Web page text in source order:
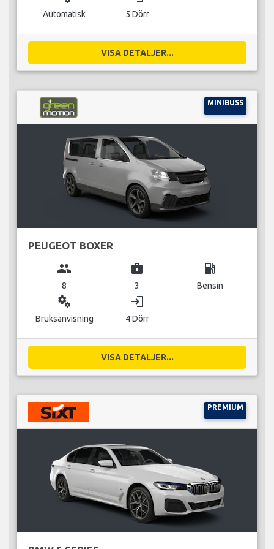
Automatisk 5 Dörr
VISA DETALJER...
MINIBUSS
PEUGEOT BOXER
group
8
business_center
3
local_gas_station
Bensin
miscellaneous_services
Bruksanvisning
login
4 Dörr
VISA DETALJER...
PREMIUM